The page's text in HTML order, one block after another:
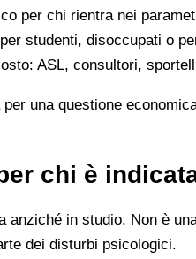
per chi rientra nei
studenti, disoccupati o
ASL, consultori,
una questione
chi è
in studio. Non è
dei disturbi psicologici.